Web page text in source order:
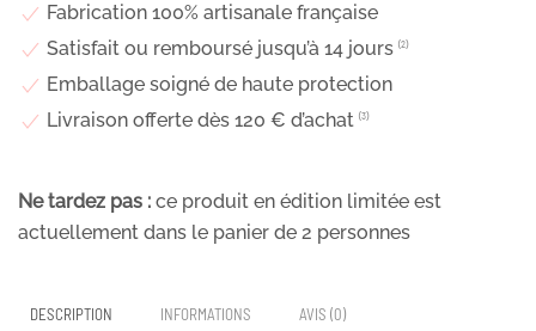
Fabrication 100% artisanale française
Satisfait ou remboursé jusqu’à 14 jours ⁽²⁾
Emballage soigné de haute protection
Livraison offerte dès 120 € d’achat ⁽³⁾
Ne tardez pas : ce produit en édition limitée est
actuellement dans le panier de 2 personnes
DESCRIPTION INFORMATIONS AVIS (0)